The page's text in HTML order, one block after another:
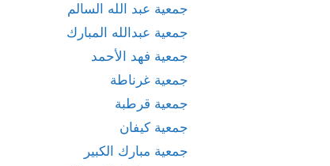
جمعية عبد الله السالم
جمعية عبدالله المبارك
جمعية فهد الأحمد
جمعية غرناطة
جمعية قرطبة
جمعية كيفان
جمعية مبارك الكبير